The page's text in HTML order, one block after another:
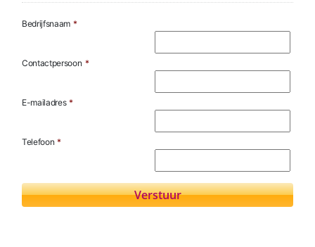
Bedrijfsnaam *
Contactpersoon *
E-mailadres *
Telefoon *